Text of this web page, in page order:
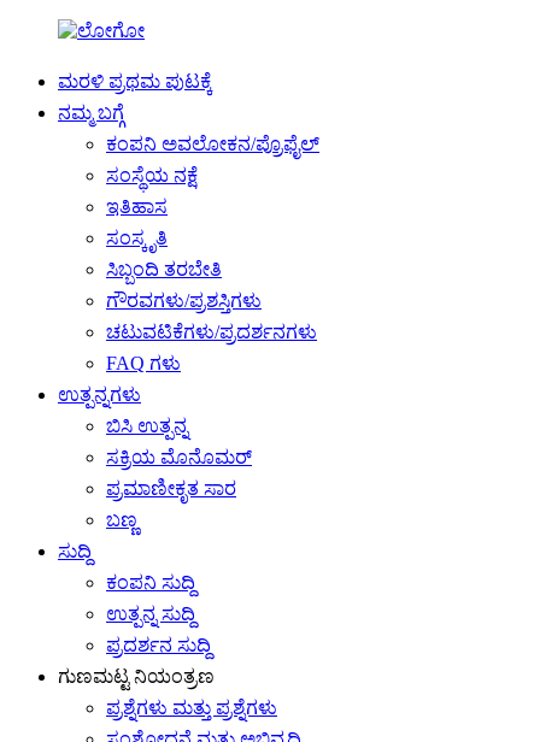
ಮರಳಿ ಪ್ರಥಮ ಪುಟಕ್ಕೆ
ನಮ್ಮ ಬಗ್ಗೆ
ಕಂಪನಿ ಅವಲೋಕನ/ಪ್ರೊಫೈಲ್
ಸಂಸ್ಥೆಯ ನಕ್ಷೆ
ಇತಿಹಾಸ
ಸಂಸ್ಕೃತಿ
ಸಿಬ್ಬಂದಿ ತರಬೇತಿ
ಗೌರವಗಳು/ಪ್ರಶಸ್ತಿಗಳು
ಚಟುವಟಿಕೆಗಳು/ಪ್ರದರ್ಶನಗಳು
FAQ ಗಳು
ಉತ್ಪನ್ನಗಳು
ಬಿಸಿ ಉತ್ಪನ್ನ
ಸಕ್ರಿಯ ಮೊನೊಮರ್
ಪ್ರಮಾಣೀಕೃತ ಸಾರ
ಬಣ್ಣ
ಸುದ್ದಿ
ಕಂಪನಿ ಸುದ್ದಿ
ಉತ್ಪನ್ನ ಸುದ್ದಿ
ಪ್ರದರ್ಶನ ಸುದ್ದಿ
ಗುಣಮಟ್ಟ ನಿಯಂತ್ರಣ
ಪ್ರಶ್ನೆಗಳು ಮತ್ತು ಪ್ರಶ್ನೆಗಳು